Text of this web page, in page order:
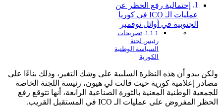
إحتمالية رفع الحظر عن
عمليات الـ ICO في كوريا
الجنوبية في أوائل نوفمبر
تصريحات
رئيس لجنة
السياسة الوطنية
الكورية
ولكن يبدو أن هذه النظرة السلبية على وشك التغير، وذلك بناءًا على
مصادر إعلامية كورية حيث قالت لي هيون، رئيسة اللجنة الخاصة
للجمعية الوطنية المعنية بالثورة الصناعية الرابعة، أنها تتوقع رفع
الحظر المفروض على عمليات الـ ICO في المستقبل القريب.